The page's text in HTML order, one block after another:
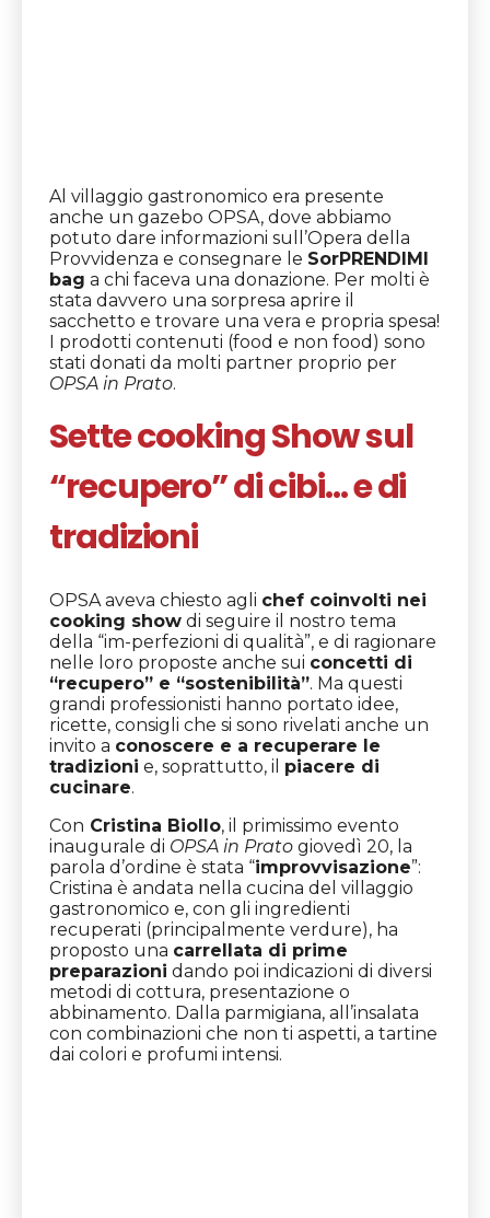
Al villaggio gastronomico era presente
anche un gazebo OPSA, dove abbiamo
potuto dare informazioni sull’Opera della
Provvidenza e consegnare le SorPRENDIMI
bag a chi faceva una donazione. Per molti è
stata davvero una sorpresa aprire il
sacchetto e trovare una vera e propria spesa!
I prodotti contenuti (food e non food) sono
stati donati da molti partner proprio per
OPSA in Prato.
Sette cooking Show sul
“recupero”di cibi… e di
tradizioni
OPSA aveva chiesto agli chef coinvolti nei
cooking showdi seguire il nostro tema
della “im-perfezioni di qualità”, e di ragionare
nelle loro proposte anche sui concetti di
“recupero” e “sostenibilità”. Ma questi
grandi professionisti hanno portato idee,
ricette, consigli che si sono rivelati anche un
invito a conoscere e a recuperare le
tradizioni e, soprattutto, il piacere di
cucinare.
Con Cristina Biollo, il primissimo evento
inaugurale di OPSA in Pratogiovedì 20, la
parola d’ordine è stata “improvvisazione”:
Cristina è andata nella cucina del villaggio
gastronomico e, con gli ingredienti
recuperati (principalmente verdure), ha
proposto una carrellata di prime
preparazioni dando poi indicazioni di diversi
metodi di cottura, presentazione o
abbinamento. Dalla parmigiana, all’insalata
con combinazioni che non ti aspetti, a tartine
dai colori e profumi intensi.